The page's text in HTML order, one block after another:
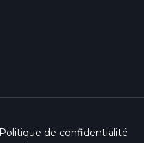
Politique de confidentialité